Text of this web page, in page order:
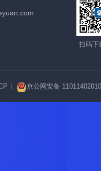
扫码下
京公网安备